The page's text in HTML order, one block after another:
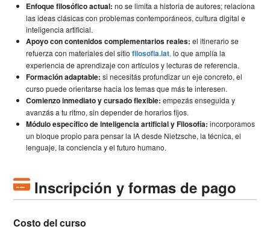
Enfoque filosófico actual: no se limita a historia de autores; relaciona
las ideas clásicas con problemas contemporáneos, cultura digital e
inteligencia artificial.
Apoyo con contenidos complementarios reales: el itinerario se
refuerza con materiales del sitiofilosofia.lat, lo que amplía la
experiencia de aprendizaje con artículos y lecturas de referencia.
Formación adaptable: si necesitás profundizar un eje concreto, el
curso puede orientarse hacia los temas que más te interesen.
Comienzo inmediato y cursado flexible: empezás enseguida y
avanzás a tu ritmo, sin depender de horarios fijos.
Módulo específico de inteligencia artificial y Filosofía: incorporamos
un bloque propio para pensar la IA desde Nietzsche, la técnica, el
lenguaje, la conciencia y el futuro humano.
Inscripción y formas de pago
Costo del curso